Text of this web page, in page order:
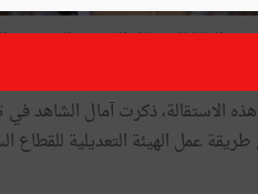
العليا للاتصال السمعي البصري
الاستقالة، ذكرت آمال الشاهد في
عمل الهيئة التعديلية